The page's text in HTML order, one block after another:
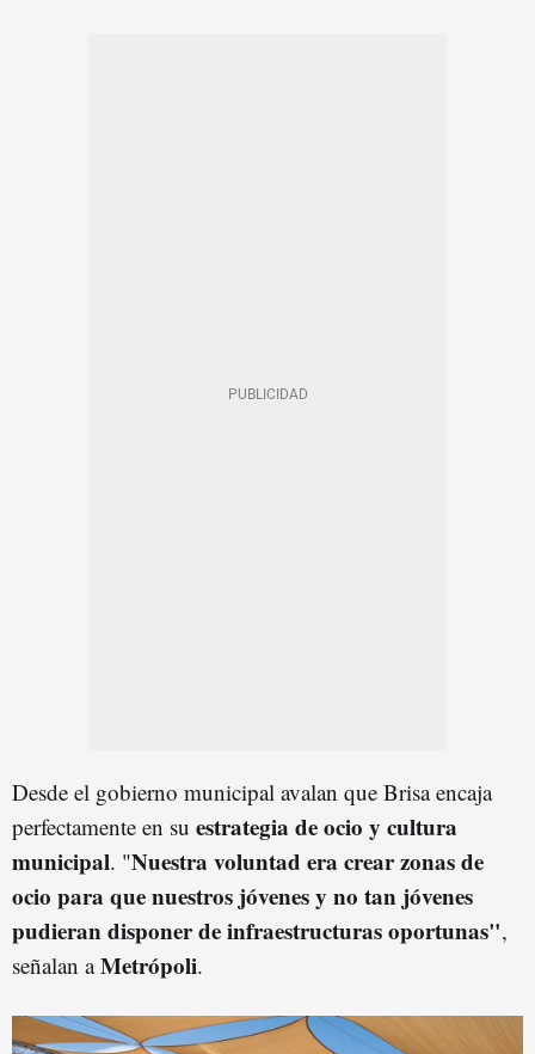
Desde el gobierno municipal avalan que Brisa encaja
perfectamente en su estrategia de ocio y cultura
municipal. "Nuestra voluntad era crear zonas de
ocio para que nuestros jóvenes y no tan jóvenes
pudieran disponer de infraestructuras oportunas",
señalan aMetrópoli.